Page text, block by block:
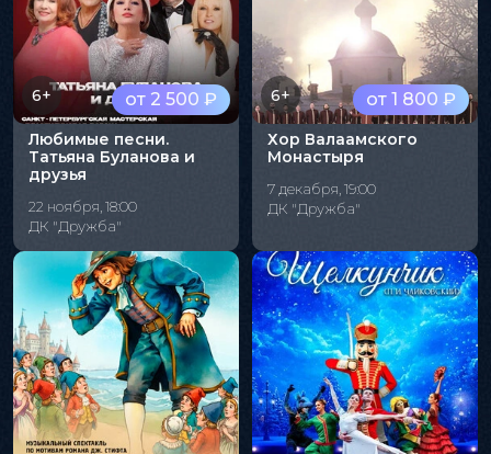
от 2 500 ₽
6+
Любимые песни.
Татьяна Буланова и
друзья
22 ноября, 18:00
ДК "Дружба"
от 1 800 ₽
6+
Хор Валаамского
Монастыря
7 декабря, 19:00
ДК "Дружба"